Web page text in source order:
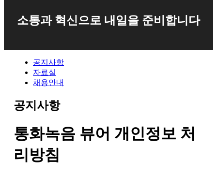
소통과 혁신으로 내일을 준비합니다
공지사항
자료실
채용안내
공지사항
통화녹음 뷰어 개인정보 처
리방침